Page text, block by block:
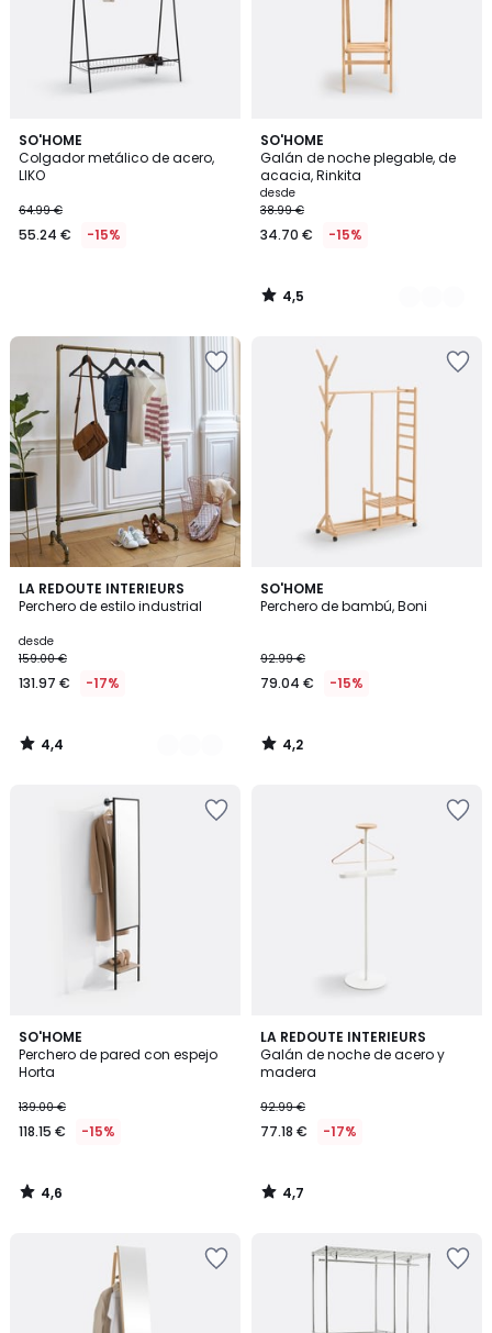
SO'HOME
Colgador metálico de acero,
LIKO
64.99 €
55.24 € -15%
SO'HOME
Galán de noche plegable, de
acacia, Rinkita
desde
38.99 €
34.70 € -15%
4,5
/ 5
2
Colores
4,5
/
LA REDOUTE INTERIEURS
Perchero de estilo industrial
desde
159.00 €
131.97 € -17%
4,4
/ 5
2
Colores
4,4
/
SO'HOME
Perchero de bambú, Boni
92.99 €
79.04 € -15%
4,2
/ 5
4,2
/
SO'HOME
Perchero de pared con espejo
Horta
139.00 €
118.15 € -15%
4,6
/ 5
4,6
/
LA REDOUTE INTERIEURS
Galán de noche de acero y
madera
92.99 €
77.18 € -17%
4,7
/ 5
4,7
/